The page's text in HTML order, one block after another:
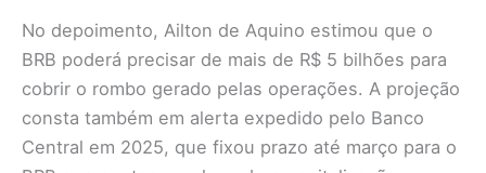
No depoimento, Ailton de Aquino estimou que o
BRB poderá precisar de mais de R$ 5 bilhões para
cobrir o rombo gerado pelas operações. A projeção
consta também em alerta expedido pelo Banco
Central em 2025, que fixou prazo até março para o